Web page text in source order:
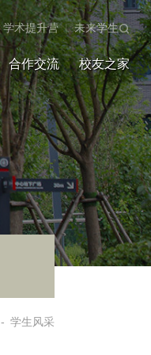
学术提升营 | 未来学生
合作交流 校友之家
- 学生风采